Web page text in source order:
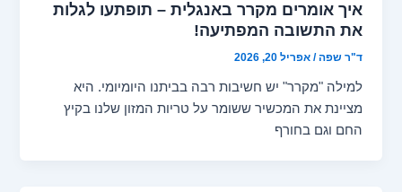
איך אומרים מקרר באנגלית – תופתעו לגלות
את התשובה המפתיעה!
ד"ר שפה/אפריל 20, 2026
למילה "מקרר" יש חשיבות רבה בביתנו היומיומי. היא
מציינת את המכשיר ששומר על טריות המזון שלנו בקיץ
החם וגם בחורף